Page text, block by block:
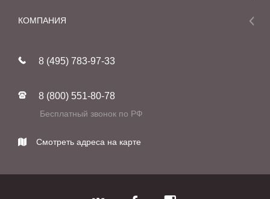
Мебель
Фабрики
КОМПАНИЯ
Реставрация
Контакты
8 (495) 783-97-33
8 (800) 551-80-78
Бесплатный звонок по РФ
Смотреть адреса на карте